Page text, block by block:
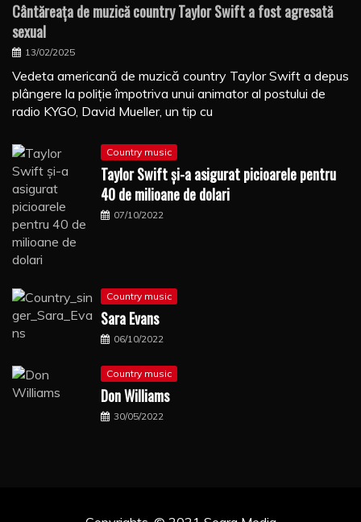
Cântăreaţa de muzică country Taylor Swift a fost agresată
sexual
13/02/2025
Vedeta americană de muzică country Taylor Swift a depus
plângere la poliţie împotriva unui animator al postului de
radio KYGO, David Mueller, un tip cu
Country music
Taylor Swift şi-a asigurat picioarele pentru
40 de milioane de dolari
07/10/2022
Country music
Sara Evans
06/10/2022
Country music
Don Williams
30/05/2022